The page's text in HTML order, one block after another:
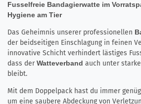
Fusselfreie Bandagierwatte im
Hygiene am Tier
Das Geheimnis unserer professionellen
der beidseitigen Einschlagung in feinen
innovative Schicht verhindert lästiges
dass derWatteverband auch unter
bleibt.
Mit dem Doppelpack hast du immer
um eine saubere Abdeckung von